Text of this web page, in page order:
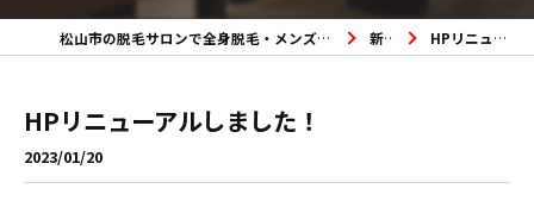
松山市の脱毛サロンで全身脱毛・メンズ脱毛・フェイシャルエステならココナッツスタジアムへ 新着情報 HPリニューアルしました！
HPリニューアルしました！
2023/01/20